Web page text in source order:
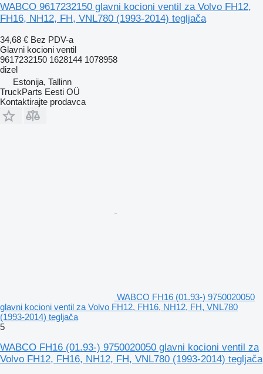
WABCO 9617232150 glavni kocioni ventil za Volvo FH12,
FH16, NH12, FH, VNL780 (1993-2014) tegljača
34,68 € Bez PDV-a
Glavni kocioni ventil
9617232150 1628144 1078958
dizel
Estonija, Tallinn
TruckParts Eesti OÜ
Kontaktirajte prodavca
WABCO FH16 (01.93-) 9750020050
glavni kocioni ventil za Volvo FH12, FH16, NH12, FH, VNL780
(1993-2014) tegljača
5
WABCO FH16 (01.93-) 9750020050 glavni kocioni ventil za
Volvo FH12, FH16, NH12, FH, VNL780 (1993-2014) tegljača